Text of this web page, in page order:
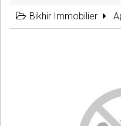
Bikhir Immobilier